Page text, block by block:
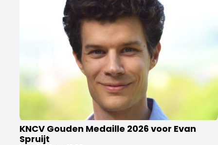
KNCV Gouden Medaille 2026 voor Evan
Spruijt